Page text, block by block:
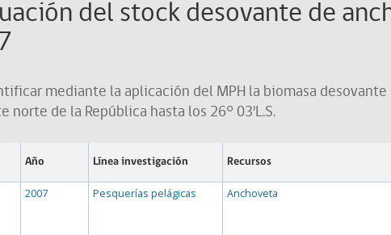
del stock desovante de
mediante la aplicación del MPH la biomasa
norte de la República hasta los 26° 03'L.S.
Año
2007
Línea investigación
Pesquerías pelágicas
Recursos
Anchoveta